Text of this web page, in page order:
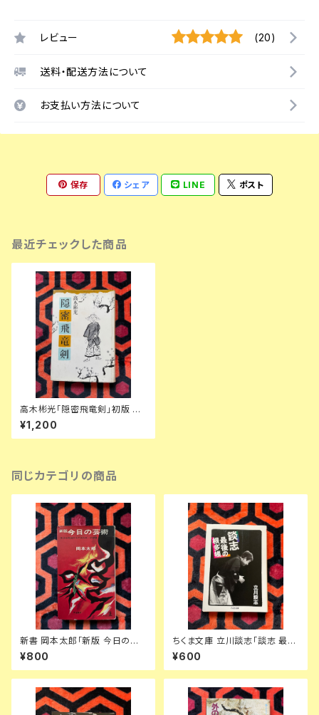
レビュー (20)
送料・配送方法について
お支払い方法について
保存 シェア LINE ポスト
最近チェックした商品
高木彬光「隠密飛竜剣」初版 装
幀:中尾進 東京文藝社
¥1,200
同じカテゴリの商品
新書 岡本太郎「新版 今日の芸
術 生活を創造するエネルギーの
源泉」光文社 カッパブックス 推
薦文:安部公房
¥800
ちくま文庫 立川談志「談志 最後
の根多帳」初版 解説:広瀬和生
筑摩書房
¥600